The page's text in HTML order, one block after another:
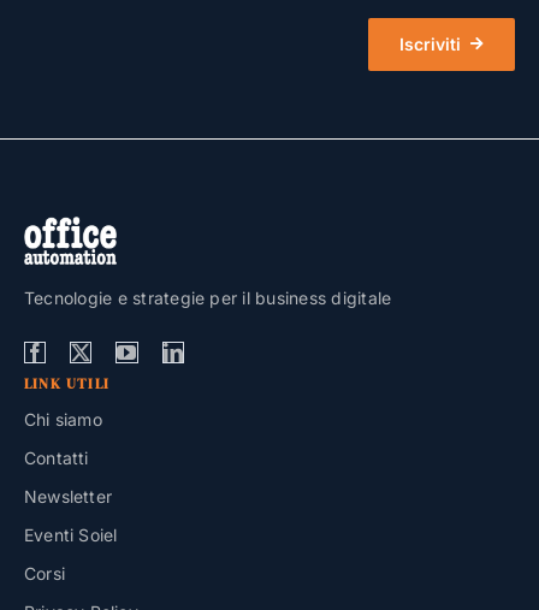
Iscriviti
Tecnologie e strategie per il business digitale
LINK UTILI
Chi siamo
Contatti
Newsletter
Eventi Soiel
Corsi